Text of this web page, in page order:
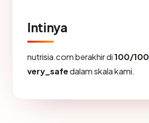
Intinya
nutrisia.com berakhir di100/100
very_safedalam skala kami.